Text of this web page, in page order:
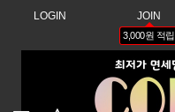
LOGIN JOIN
3,000원 적립